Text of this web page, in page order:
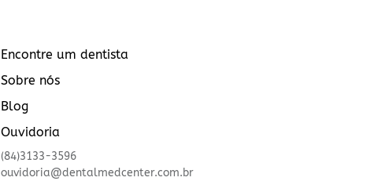
Encontre um dentista
Sobre nós
Blog
Ouvidoria
(84)3133-3596
ouvidoria@dentalmedcenter.com.br